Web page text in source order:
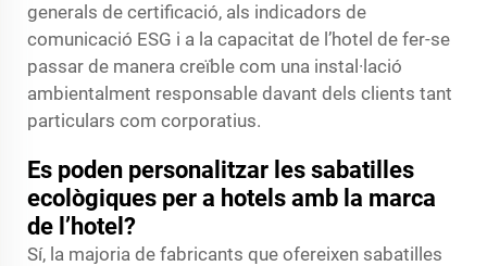
generals de certificació, als indicadors de
comunicació ESG i a la capacitat de l’hotel de fer-se
passar de manera creïble com una instal·lació
ambientalment responsable davant dels clients tant
particulars com corporatius.
Es poden personalitzar les sabatilles
ecològiques per a hotels amb la marca
de l’hotel?
Sí, la majoria de fabricants que ofereixen sabatilles